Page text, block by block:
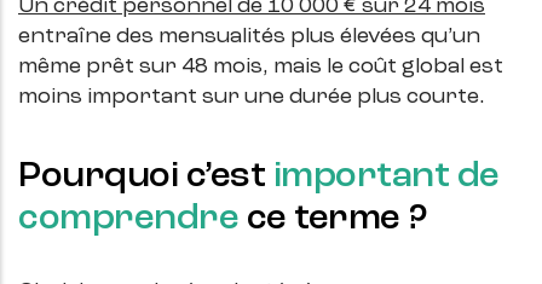
Un crédit personnel de 10 000 € sur 24 mois
entraîne des mensualités plus élevées qu’un
même prêt sur 48 mois, mais le coût global est
moins important sur une durée plus courte.
Pourquoi c’est important de
comprendre ce terme ?